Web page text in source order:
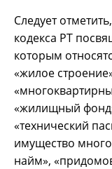
Следует
кодекса РТ
которым
«жилое
«жилищный
«технический
имущество
найм»,